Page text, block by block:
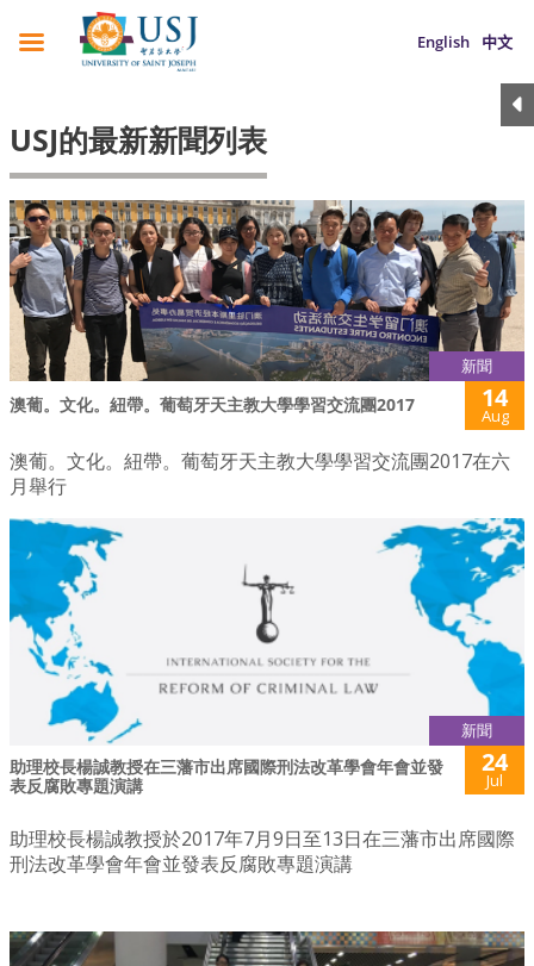
English 中文
USJ的最新新聞列表
新聞
澳葡。文化。紐帶。葡萄牙天主教大學學習交流團2017 14
Aug
澳葡。文化。紐帶。葡萄牙天主教大學學習交流團2017在六
月舉行
新聞
助理校長楊誠教授在三藩市出席國際刑法改革學會年會並發
表反腐敗專題演講
24
Jul
助理校長楊誠教授於2017年7月9日至13日在三藩市出席國際
刑法改革學會年會並發表反腐敗專題演講